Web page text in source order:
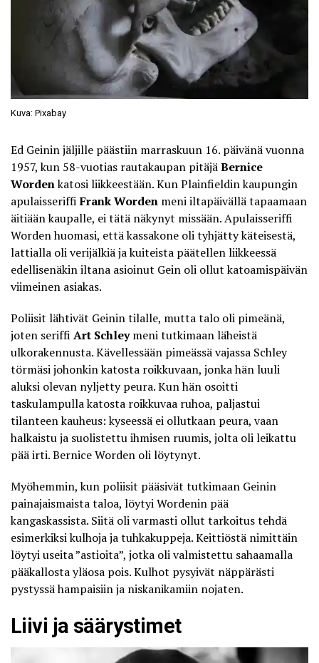
Kuva: Pixabay
Ed Geininjäljille päästiin marraskuun 16. päivänä vuonna
1957, kun 58-vuotias rautakaupan pitäjäBernice
Wordenkatosi liikkeestään. Kun Plainfieldin kaupungin
apulaisseriffiFrank Worden meni iltapäivällä tapaamaan
äitiään kaupalle, ei tätä näkynyt missään. Apulaisseriffi
Worden huomasi, että kassakone oli tyhjätty käteisestä,
lattialla oli verijälkiä ja kuiteista päätellen liikkeessä
edellisenäkin iltana asioinut Gein oli ollut katoamispäivän
viimeinen asiakas.
Poliisit lähtivät Geinin tilalle, mutta talo oli pimeänä,
joten seriffi Art Schleymeni tutkimaan läheistä
ulkorakennusta. Kävellessään pimeässä vajassa Schley
törmäsi johonkin katosta roikkuvaan, jonka hän luuli
aluksi olevan nyljetty peura. Kun hän osoitti
taskulampulla katosta roikkuvaa ruhoa, paljastui
tilanteen kauheus: kyseessä ei ollutkaan peura, vaan
halkaistu ja suolistettu ihmisen ruumis, jolta oli leikattu
pää irti.Bernice Worden oli löytynyt.
Myöhemmin, kun poliisit pääsivät tutkimaan Geinin
painajaismaista taloa, löytyi Wordenin pää
kangaskassista. Siitä oli varmasti ollut tarkoitus tehdä
esimerkiksi kulhoja ja tuhkakuppeja. Keittiöstä nimittäin
löytyi useita ”astioita”, jotka oli valmistettu sahaamalla
pääkallosta yläosa pois. Kulhot pysyivät näppärästi
pystyssä hampaisiin ja niskanikamiin nojaten.
Liivi ja säärystimet